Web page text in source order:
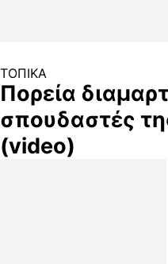
ΤΟΠΙΚΑ
Πορεία
σπουδαστές
(video)